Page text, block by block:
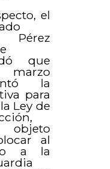
el
Pérez
que
la
para
Ley de
objeto
al
a la